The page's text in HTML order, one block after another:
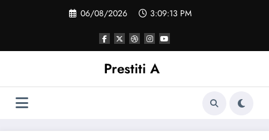
06/08/2026 3:09:13 PM
Prestiti A